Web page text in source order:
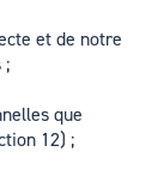
et de notre
;
que
12) ;